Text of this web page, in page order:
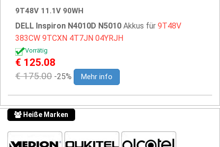
9T48V 11.1V 90WH
DELL Inspiron N4010D N5010 Akkus für 9T48V
383CW 9TCXN 4T7JN 04YRJH
Vorrätig
€ 125.08
€ 175.00 -25% Mehr info
Heiße Marken